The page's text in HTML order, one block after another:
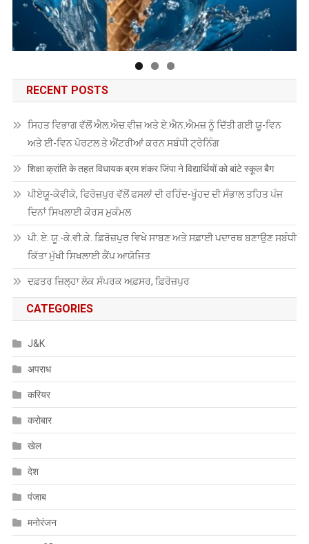
RECENT POSTS
ਸਿਹਤ ਵਿਭਾਗ ਵੱਲੋਂ ਐਲ.ਐਚ.ਵੀਜ਼ ਅਤੇ ਏ.ਐਨ.ਐਮਜ਼ ਨੂੰ ਦਿੱਤੀ ਗਈ ਯੂ-ਵਿਨ
ਅਤੇ ਈ-ਵਿਨ ਪੋਰਟਲ ਤੇ ਐਂਟਰੀਆਂ ਕਰਨ ਸਬੰਧੀ ਟ੍ਰੇਨਿੰਗ
शिक्षा क्रांति के तहत विधायक ब्रम शंकर जिंपा ने विद्यार्थियों को बांटे स्कूल बैग
ਪੀਏਯੂੑ-ਕੇਵੀਕੇ, ਫਿਰੋਜ਼ਪੁਰ ਵੱਲੋਂ ਫਸਲਾਂ ਦੀ ਰਹਿੰਦ-ਖੂੰਹਦ ਦੀ ਸੰਭਾਲ ਤਹਿਤ ਪੰਜ
ਦਿਨਾਂ ਸਿਖਲਾਈ ਕੋਰਸ ਮੁਕੰਮਲ
ਪੀ. ਏ. ਯੂ.-ਕੇ.ਵੀ.ਕੇ. ਫ਼ਿਰੋਜ਼ਪੁਰ ਵਿਖੇ ਸਾਬਣ ਅਤੇ ਸਫ਼ਾਈ ਪਦਾਰਥ ਬਣਾਉਣ ਸਬੰਧੀ
ਕਿੱਤਾ ਮੁੱਖੀ ਸਿਖਲਾਈ ਕੈਂਪ ਆਯੋਜਿਤ
ਦਫ਼ਤਰ ਜ਼ਿਲ੍ਹਾ ਲੋਕ ਸੰਪਰਕ ਅਫ਼ਸਰ, ਫ਼ਿਰੋਜ਼ਪੁਰ
CATEGORIES
J&K
अपराध
करियर
करोबार
खेल
देश
पंजाब
मनोरंजन